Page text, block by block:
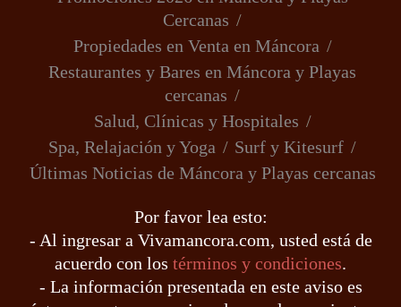
Cercanas
Propiedades en Venta en Máncora
Restaurantes y Bares en Máncora y Playas
cercanas
Salud, Clínicas y Hospitales
Spa, Relajación y Yoga
Surf y Kitesurf
Últimas Noticias de Máncora y Playas cercanas
Por favor lea esto:
- Al ingresar a Vivamancora.com, usted está de
acuerdo con los términos y condiciones.
- La información presentada en este aviso es